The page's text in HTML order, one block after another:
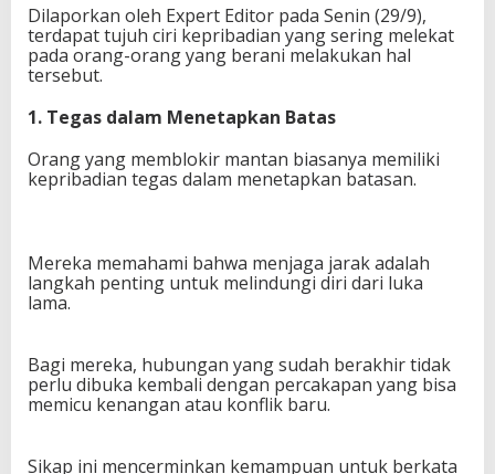
Dilaporkan oleh Expert Editor pada Senin (29/9),
terdapat tujuh ciri kepribadian yang sering melekat
pada orang-orang yang berani melakukan hal
tersebut.
1. Tegas dalam Menetapkan Batas
Orang yang memblokir mantan biasanya memiliki
kepribadian tegas dalam menetapkan batasan.
Mereka memahami bahwa menjaga jarak adalah
langkah penting untuk melindungi diri dari luka
lama.
Bagi mereka, hubungan yang sudah berakhir tidak
perlu dibuka kembali dengan percakapan yang bisa
memicu kenangan atau konflik baru.
Sikap ini mencerminkan kemampuan untuk berkata